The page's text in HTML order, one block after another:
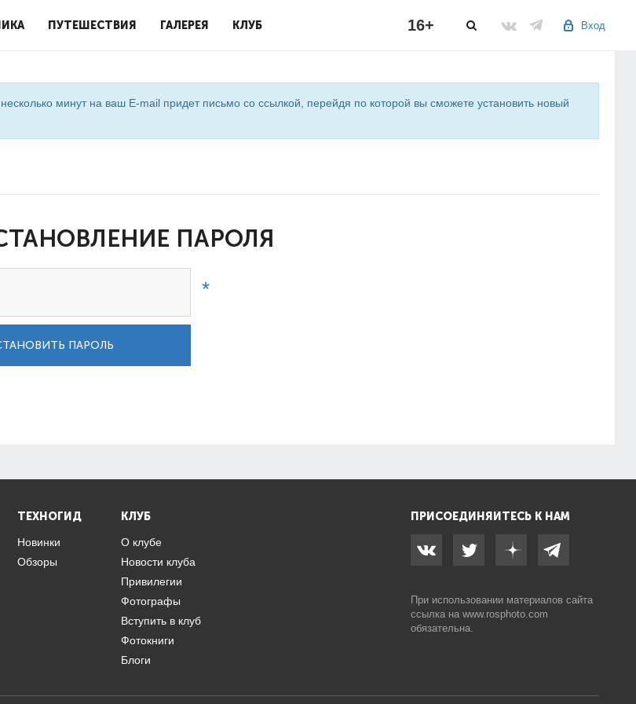
ПУТЕШЕСТВИЯ ГАЛЕРЕЯ КЛУБ Вход
16+
минут на ваш E-mail придет письмо со ссылкой, перейдя по которой вы сможете установить новый
ПАРОЛЯ
ПАРОЛЬ
ТЕХНОГИД
Новинки
Обзоры
КЛУБ
О клубе
Новости клуба
Привилегии
Фотографы
Вступить в клуб
Фотокниги
Блоги
ПРИСОЕДИНЯЙТЕСЬ К НАМ
При использовании материалов сайта
ссылка на www.rosphoto.com
обязательна.